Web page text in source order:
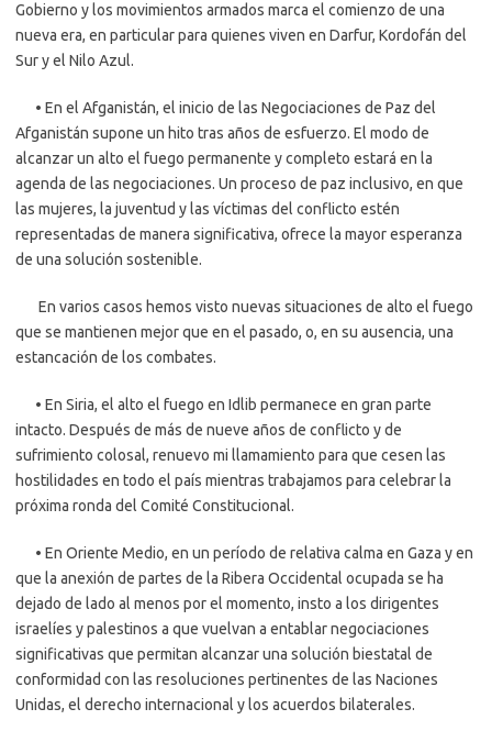
Gobierno y los movimientos armados marca el comienzo de una
nueva era, en particular para quienes viven en Darfur, Kordofán del
Sur y el Nilo Azul.
• En el Afganistán, el inicio de las Negociaciones de Paz del
Afganistán supone un hito tras años de esfuerzo. El modo de
alcanzar un alto el fuego permanente y completo estará en la
agenda de las negociaciones. Un proceso de paz inclusivo, en que
las mujeres, la juventud y las víctimas del conflicto estén
representadas de manera significativa, ofrece la mayor esperanza
de una solución sostenible.
En varios casos hemos visto nuevas situaciones de alto el fuego
que se mantienen mejor que en el pasado, o, en su ausencia, una
estancación de los combates.
• En Siria, el alto el fuego en Idlib permanece en gran parte
intacto. Después de más de nueve años de conflicto y de
sufrimiento colosal, renuevo mi llamamiento para que cesen las
hostilidades en todo el país mientras trabajamos para celebrar la
próxima ronda del Comité Constitucional.
• En Oriente Medio, en un período de relativa calma en Gaza y en
que la anexión de partes de la Ribera Occidental ocupada se ha
dejado de lado al menos por el momento, insto a los dirigentes
israelíes y palestinos a que vuelvan a entablar negociaciones
significativas que permitan alcanzar una solución biestatal de
conformidad con las resoluciones pertinentes de las Naciones
Unidas, el derecho internacional y los acuerdos bilaterales.